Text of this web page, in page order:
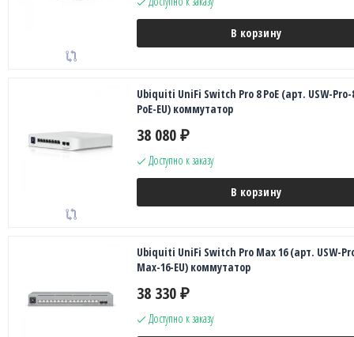
В корзину
Ubiquiti UniFi Switch Pro 8 PoE (арт. USW-Pro-
PoE-EU) коммутатор
38 080 ₽
Доступно к заказу
В корзину
Ubiquiti UniFi Switch Pro Max 16 (арт. USW-
Max-16-EU) коммутатор
38 330 ₽
Доступно к заказу